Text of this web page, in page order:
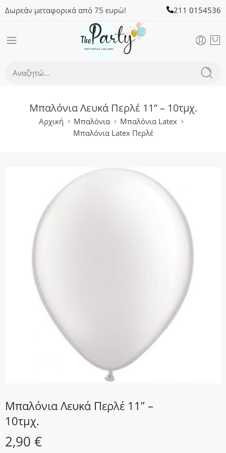
Δωρεάν μεταφορικά από 75 ευρώ! 211 0154536
Μπαλόνια Λευκά Περλέ 11” – 10τμχ.
Αρχική Μπαλόνια
Μπαλόνια Latex
Μπαλόνια Latex Περλέ
Μπαλόνια Λευκά Περλέ 11” –
10τμχ.
2,90 €